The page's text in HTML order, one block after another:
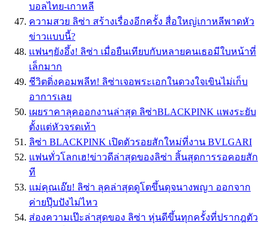
บอลไทย-เกาหลี
ความสวย ลิซ่า สร้างเรื่องอีกครั้ง สื่อใหญ่เกาหลีพาดหัว
ข่าวเเบบนี้?
เเฟนๆยังอึ้ง! ลิซ่า เมื่อยืนเทียบกับหลายคนเธอมีใบหน้าที่
เล็กมาก
ชีวิตติ่งคอมพลีท! ลิซ่าเจอพระเอกในดวงใจเขินไม่เก็บ
อาการเลย
เผยราคาลุคออกงานล่าสุด ลิซ่าBLACKPINK แพงระยับ
ตั้งแต่หัวจรดเท้า
ลิซ่า BLACKPINK เปิดตัวรอยสักใหม่ที่งาน BVLGARI
แฟนทั่วโลกเฮ!ข่าวดีล่าสุดของลิซ่า สิ้นสุดการรอคอยสัก
ที
แม่คุณเอ๊ย! ลิซ่า ลุคล่าสุดดูโตขึ้นดุจนางพญา ออกจาก
ค่ายปุ๊บปังไม่ไหว
ส่องความเป๊ะล่าสุดของ ลิซ่า หุ่นดีขึ้นทุกครั้งที่ปรากฎตัว